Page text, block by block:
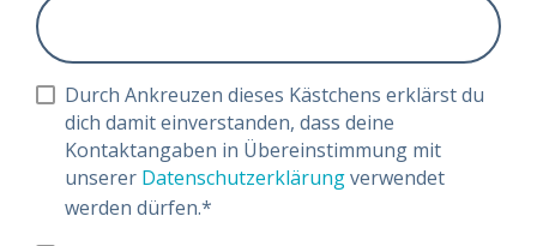
Durch Ankreuzen dieses Kästchens erklärst du
dich damit einverstanden, dass deine
Kontaktangaben in Übereinstimmung mit
unserer Datenschutzerklärungverwendet
werden dürfen.*